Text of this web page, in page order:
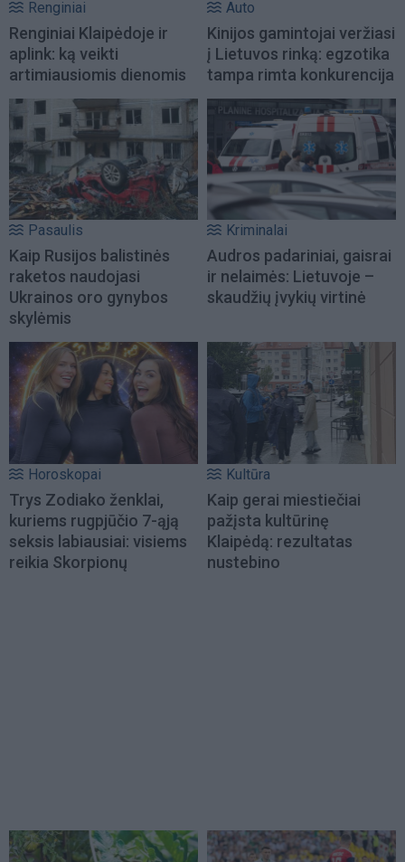
Renginiai
Renginiai Klaipėdoje ir
aplink: ką veikti
artimiausiomis dienomis
Auto
Kinijos gamintojai veržiasi
į Lietuvos rinką: egzotika
tampa rimta konkurencija
Pasaulis
Kaip Rusijos balistinės
raketos naudojasi
Ukrainos oro gynybos
skylėmis
Kriminalai
Audros padariniai, gaisrai
ir nelaimės: Lietuvoje –
skaudžių įvykių virtinė
Horoskopai
Trys Zodiako ženklai,
kuriems rugpjūčio 7-ąją
seksis labiausiai: visiems
reikia Skorpionų
Kultūra
Kaip gerai miestiečiai
pažįsta kultūrinę
Klaipėdą: rezultatas
nustebino